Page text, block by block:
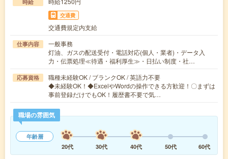
時給
交通費
交通費規定内支給
仕事内容
一般事務
灯油、ガスの配送受付・電話対応(個人・業者)・データ入
力・伝票処理≪待遇・福利厚生≫・日払い制度・社…
応募資格
職種未経験OK / ブランクOK / 英語力不要
◆未経験OK！◆ExcelやWordの操作できる方歓迎！〇まずは
事前登録だけでもOK！履歴書不要で気…
職場の雰囲気
年齢層
20代
30代 40代 50代 60代